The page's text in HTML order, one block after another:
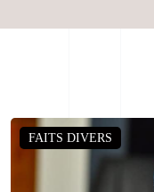
FAITS DIVERS